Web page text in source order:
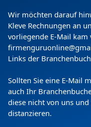
Copyright
Wir möchten darauf
Kleve Rechnungen an
vorliegende E-Mail kam
Links der
Sollten Sie eine E-Mail
auch Ihr
diese nicht von uns
distanzieren.